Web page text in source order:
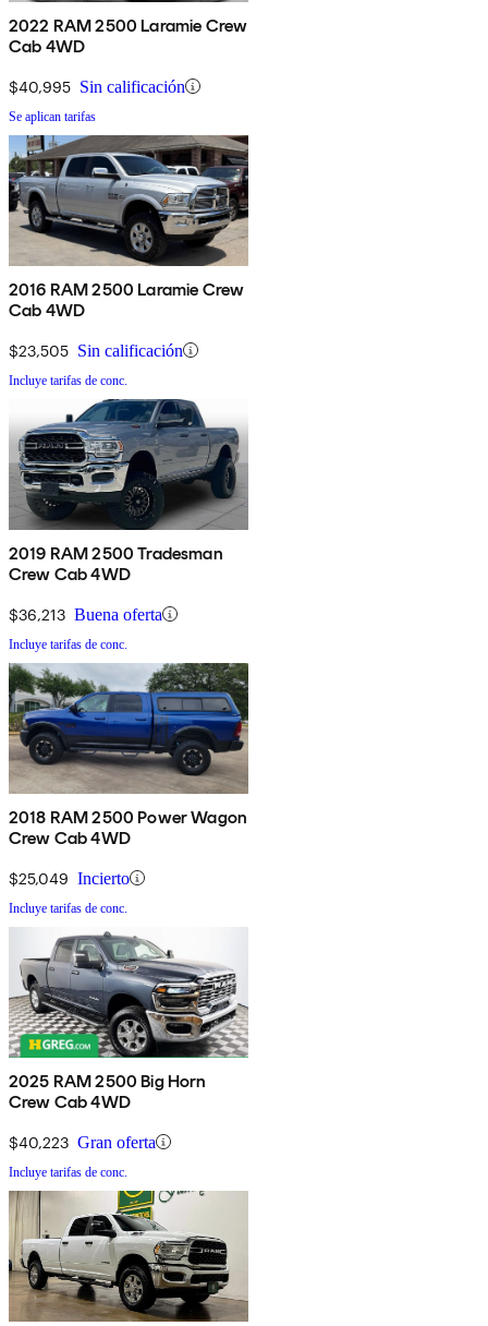
2022 RAM 2500 Laramie Crew
Cab 4WD
$40,995 Sin calificación
Se aplican tarifas
2016 RAM 2500 Laramie Crew
Cab 4WD
$23,505 Sin calificación
Incluye tarifas de conc.
2019 RAM 2500 Tradesman
Crew Cab 4WD
$36,213 Buena oferta
Incluye tarifas de conc.
2018 RAM 2500 Power Wagon
Crew Cab 4WD
$25,049 Incierto
Incluye tarifas de conc.
2025 RAM 2500 Big Horn
Crew Cab 4WD
$40,223 Gran oferta
Incluye tarifas de conc.